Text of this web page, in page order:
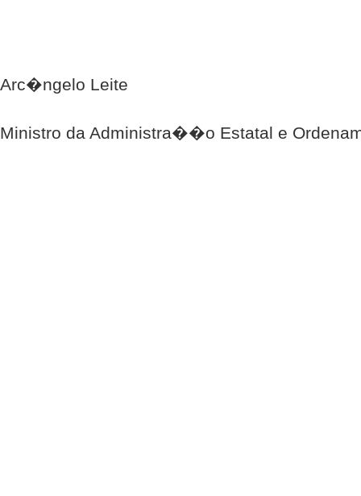
Arc�ngelo Leite
Ministro da Administra��o Estatal e